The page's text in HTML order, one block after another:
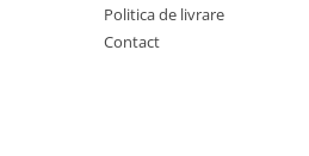
Politica de livrare
Contact